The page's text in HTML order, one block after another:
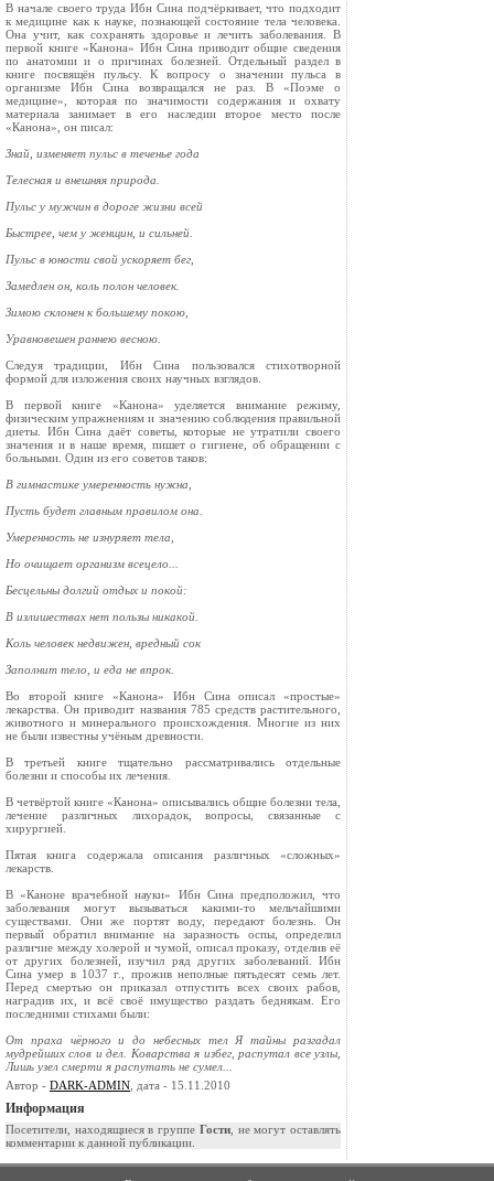
В начале своего труда Ибн Сина подчёркива­ет, что подходит
к медицине как к науке, позна­ющей состояние тела человека.
Она учит, как сохранять здоровье и лечить заболевания. В
пер­вой книге «Канона» Ибн Сина приводит общие сведения
по анатомии и о причинах болезней. Отдельный раздел в
книге посвящён пульсу. К вопросу о значении пульса в
организме Ибн Сина возвращался не раз. В «Поэме о
медицине», которая по значимости содержания и охвату
материала занимает в его наследии второе место после
«Канона», он писал:
Знай, изменяет пульс в теченье года
Телесная и внешняя природа.
Пульс у мужчин в дороге жизни всей
Быстрее, чем у женщин, и сильней.
Пульс в юности свой ускоряет бег,
Замедлен он, коль полон человек.
Зимою склонен к большему покою,
Уравновешен раннею весною.
Следуя традиции, Ибн Сина пользовался сти­хотворной
формой для изложения своих науч­ных взглядов.
В первой книге «Канона» уделяется внимание режиму,
физическим упражнениям и значению соблюдения правильной
диеты. Ибн Сина даёт советы, которые не утратили своего
значения и в наше время, пишет о гигиене, об обращении с
больными. Один из его советов таков:
В гимнастике умеренность нужна,
Пусть будет главным правилом она.
Умеренность не изнуряет тела,
Но очищает организм всецело...
Бесцельны долгий отдых и покой:
В излишествах нет пользы никакой.
Коль человек недвижен, вредный сок
Заполнит тело, и еда не впрок.
Во второй книге «Канона» Ибн Сина описал «простые»
лекарства. Он приводит названия 785 средств растительного,
животного и минерально­го происхождения. Многие из них
не были изве­стны учёным древности.
В третьей книге тщательно рассматривались отдельные
болезни и способы их лечения.
В четвёртой книге «Канона» описывались об­щие болезни тела,
лечение различных лихора­док, вопросы, связанные с
хирургией.
Пятая книга содержала описания различных «сложных»
лекарств.
В «Каноне врачебной науки» Ибн Сина пред­положил, что
заболевания могут вызываться ка­кими-то мельчайшими
существами. Они же пор­тят воду, передают болезнь. Он
первый обратил внимание на заразность оспы, определил
различие между холерой и чумой, описал про­казу, отделив её
от других болезней, изучил ряд других заболеваний. Ибн
Сина умер в 1037 г., прожив неполные пятьдесят семь лет.
Перед смертью он приказал отпустить всех своих рабов,
наградив их, и всё своё имущество раздать беднякам. Его
последни­ми стихами были:
От праха чёрного и до небесных тел Я тайны разгадал
мудрейших слов и дел. Коварства я избег, распутал все узлы,
Лишь узел смерти я распутать не сумел...
Автор - DARK-ADMIN , дата - 15.11.2010
Информация
Посетители, находящиеся в группе Гости, не могут оставлять
комментарии к данной публикации.